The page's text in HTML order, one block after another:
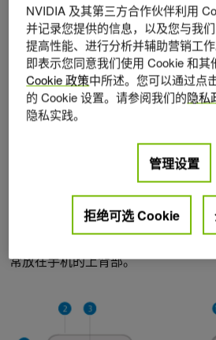
话、笔记本电脑、会议系统等。这似
因为它是边缘设备，首先捕捉用户的
过滤掉噪音，并将结果发送到呼叫
10 年前的手机通话体验相当糟糕。
然而，更现代的手机配备了多个麦克
如图 2 所示，当前一代手机包括两个
最新的 iPhone 有 4 个。第一个麦克
最靠近用户说话时的嘴，直接捕捉用
将第二个麦克风放置在离第一个麦克
常放在手机的上背部。
NVIDIA 及其第三方合作伙伴利用
并记录您提供的信息，以及您与我
提高性能、进行分析并辅助营销工作
即表示您同意我们使用 Cookie 和其
Cookie 政策中所述。您可以通过点
的 Cookie 设置。请参阅我们的隐私
隐私实践。
管理设置
拒绝可选 Cookie